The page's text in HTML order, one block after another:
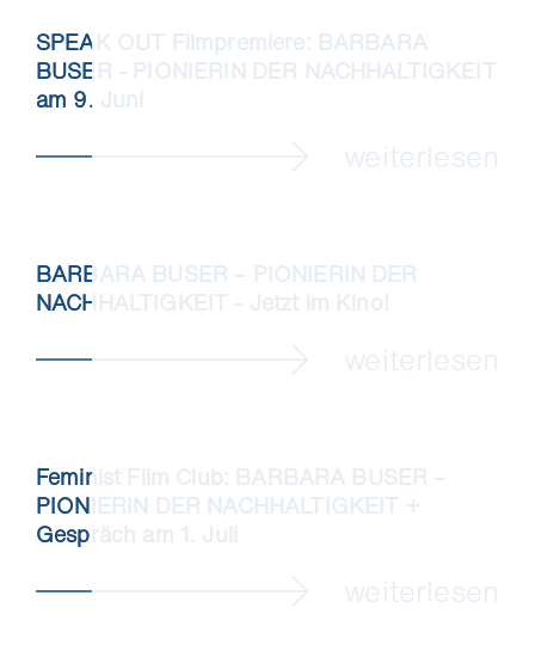
SPEAK OUT Filmpremiere: BARBARA
BUSER - PIONIERIN DER NACHHALTIGKEIT
am 9. Juni
BARBARA BUSER – PIONIERIN DER
NACHHALTIGKEIT - Jetzt im Kino!
Feminist Film Club: BARBARA BUSER –
PIONIERIN DER NACHHALTIGKEIT +
Gespräch am 1. Juli